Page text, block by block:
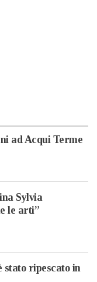
ad Acqui Terme
Sylvia
le arti”
stato ripescato in